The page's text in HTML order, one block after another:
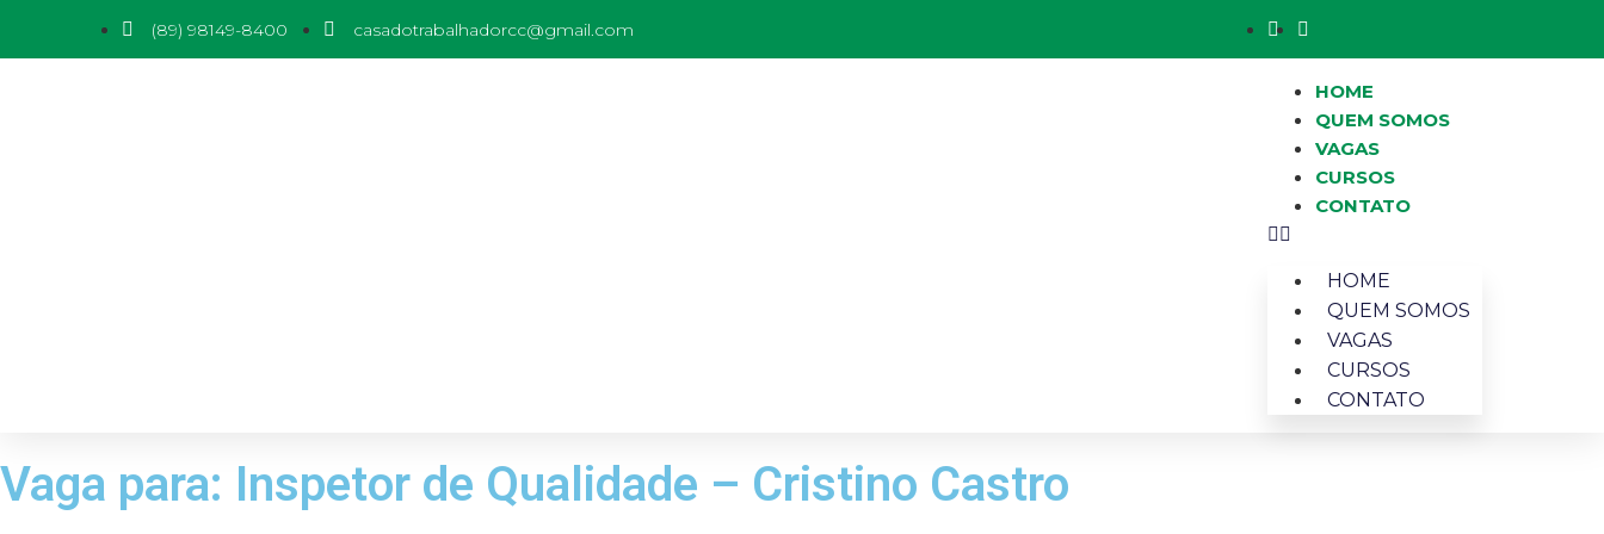
(89) 98149-8400 casadotrabalhadorcc@gmail.com
HOME
QUEM SOMOS
VAGAS
CURSOS
CONTATO
HOME
QUEM SOMOS
VAGAS
CURSOS
CONTATO
Vaga para: Inspetor de Qualidade – Cristino Castro